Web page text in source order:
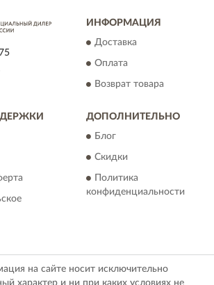
ИНФОРМАЦИЯ
Доставка
Оплата
Возврат товара
ДОПОЛНИТЕЛЬНО
Блог
Скидки
Политика
конфиденциальности
на сайте носит исключительно
характер и ни при каких условиях не